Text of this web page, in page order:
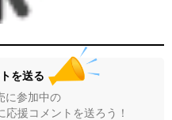
トを送る
に参加中の
援コメントを送ろう！